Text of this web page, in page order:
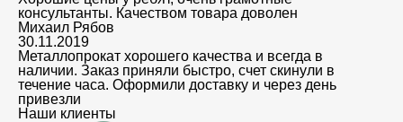
консультанты. Качеством товара доволен
Михаил Рябов
30.11.2019
Металлопрокат хорошего качества и всегда в
наличии. Заказ приняли быстро, счет скинули в
течение часа. Оформили доставку и через день
привезли
Наши клиенты